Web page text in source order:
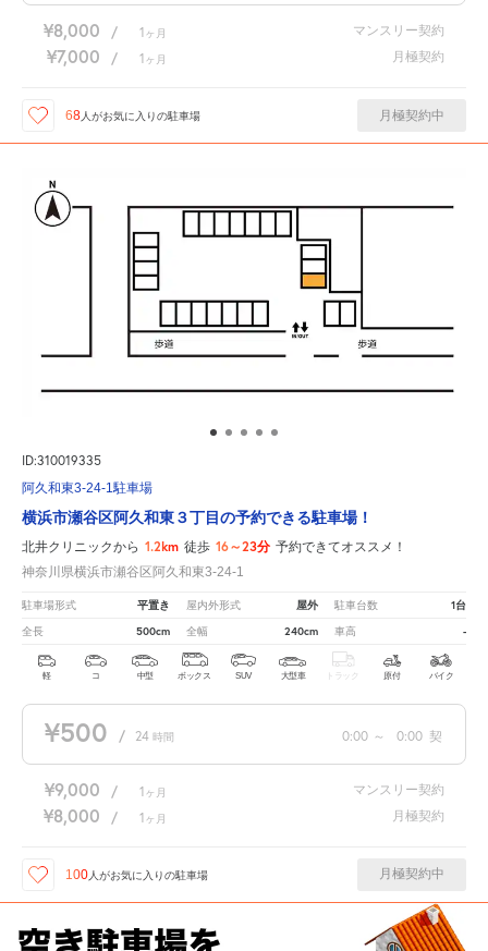
¥8,000 / 1 ヶ月 マンスリー契約
¥7,000 / 1 ヶ月 月極契約
68 人がお気に入りの駐車場 月極契約中
ID:310019335
阿久和東3-24-1駐車場
横浜市瀬谷区阿久和東３丁目の予約できる駐車場！
北井クリニックから 1.2km 徒歩 16～23分 予約できてオススメ！
神奈川県横浜市瀬谷区阿久和東3-24-1
駐車場形式 平置き 屋内外形式 屋外 駐車台数 1台
全長 500cm 全幅 240cm 車高 -
軽 コ 中型 ボックス SUV 大型車 トラック 原付 バイク
¥500 / 24 時間 0:00 ～ 0:00 契
¥9,000 / 1 ヶ月 マンスリー契約
¥8,000 / 1 ヶ月 月極契約
100 人がお気に入りの駐車場 月極契約中